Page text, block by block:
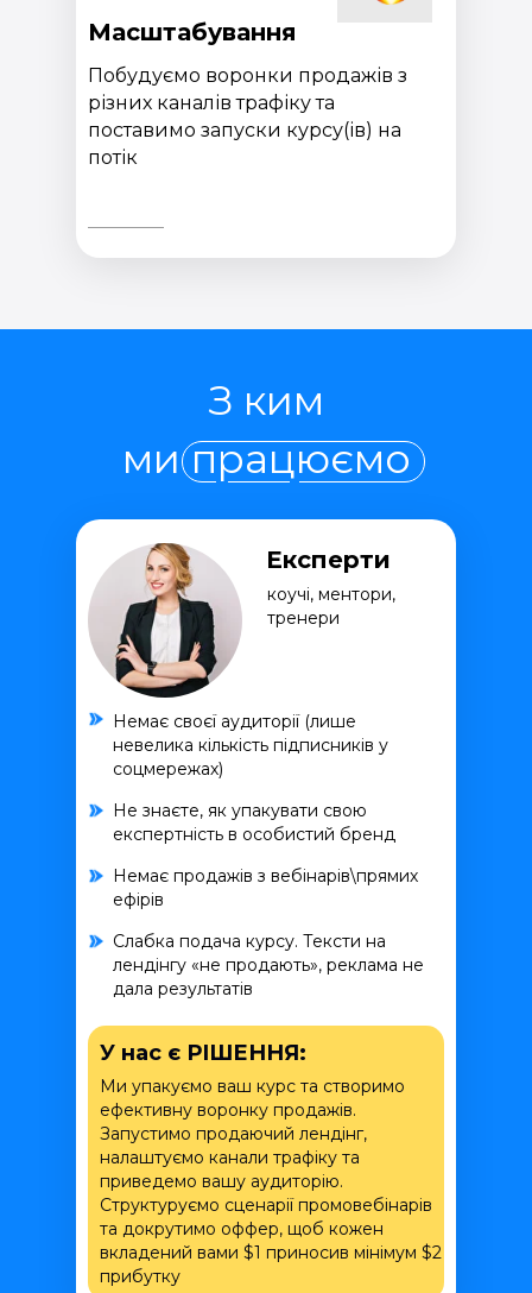
Масштабування
Побудуємо воронки продажів з
різних каналів трафіку та
поставимо запуски курсу(ів) на
потік
Експерти
коучі, ментори,
тренери
У нас є РІШЕННЯ:
Ми упакуємо ваш курс та створимо
ефективну воронку продажів.
Запустимо продаючий лендінг,
налаштуємо канали трафіку та
приведемо вашу аудиторію.
Структуруємо сценарії промовебінарів
та докрутимо оффер, щоб кожен
вкладений вами $1 приносив мінімум $2
прибутку
Немає своєї аудиторії (лише
невелика кількість підписників у
соцмережах)
Не знаєте, як упакувати свою
експертність в особистий бренд
Немає продажів з вебінарів\прямих
ефірів
Слабка подача курсу. Тексти на
лендінгу «не продають», реклама не
дала результатів
З ким
ми працюємо